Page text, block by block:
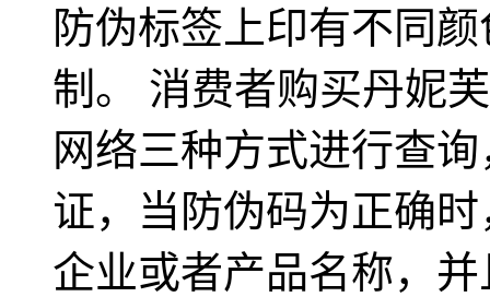
防伪标签上印有不同
制。 消费者购买丹妮
网络三种方式进行查
证，当防伪码为正确
企业或者产品名称，